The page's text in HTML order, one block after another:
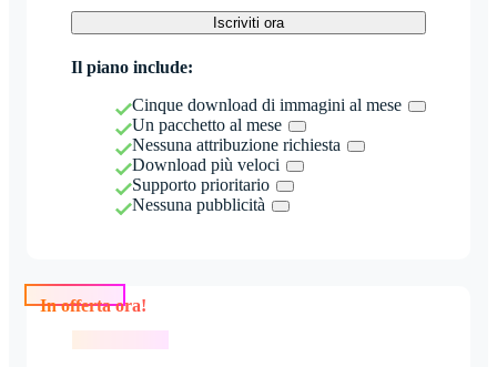
Iscriviti ora
Il piano include:
Cinque download di immagini al mese
Un pacchetto al mese
Nessuna attribuzione richiesta
Download più veloci
Supporto prioritario
Nessuna pubblicità